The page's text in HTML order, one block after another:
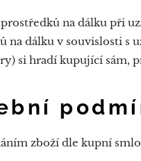
na dálku při
dálku v souvislosti s
si hradí kupující sám,
zboží dle kupní